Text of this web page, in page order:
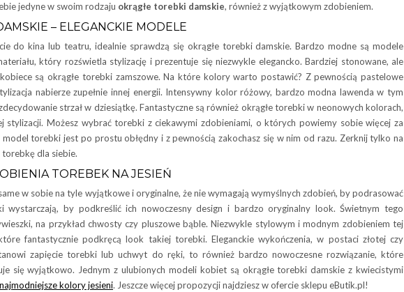
jedyne w swoim rodzaju okrągłe torebki damskie, również z wyjątkowym zdobieniem.
– ELEGANCKIE MODELE
do kina lub teatru, idealnie sprawdzą się okrągłe torebki damskie. Bardzo modne są modele
który rozświetla stylizację i prezentuje się niezwykle elegancko. Bardziej stonowane, ale
są okrągłe torebki zamszowe. Na które kolory warto postawić? Z pewnością pastelowe
nabierze zupełnie innej energii. Intensywny kolor różowy, bardzo modna lawenda w tym
strzał w dziesiątkę. Fantastyczne są również okrągłe torebki w neonowych kolorach,
Możesz wybrać torebki z ciekawymi zdobieniami, o których powiemy sobie więcej za
model torebki jest po prostu obłędny i z pewnością zakochasz się w nim od razu. Zerknij tylko na
dla siebie.
TOREBEK NA JESIEŃ
w sobie na tyle wyjątkowe i oryginalne, że nie wymagają wymyślnych zdobień, by podrasować
wystarczają, by podkreślić ich nowoczesny design i bardzo oryginalny look. Świetnym tego
na przykład chwosty czy pluszowe bąble. Niezwykle stylowym i modnym zdobieniem tej
fantastycznie podkręcą look takiej torebki. Eleganckie wykończenia, w postaci złotej czy
zapięcie torebki lub uchwyt do ręki, to również bardzo nowoczesne rozwiązanie, które
się wyjątkowo. Jednym z ulubionych modeli kobiet są okrągłe torebki damskie z kwiecistymi
najmodniejsze kolory jesieni. Jeszcze więcej propozycji najdziesz w ofercie sklepu eButik.pl!